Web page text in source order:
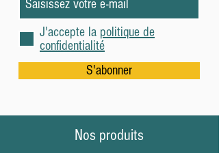
J'accepte la politique de
confidentialité
S'abonner
Nos produits